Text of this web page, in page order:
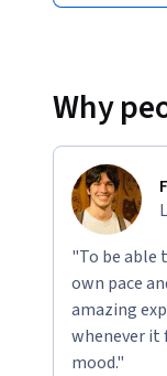
Why
"To be able
own pace
amazing
whenever it
mood."